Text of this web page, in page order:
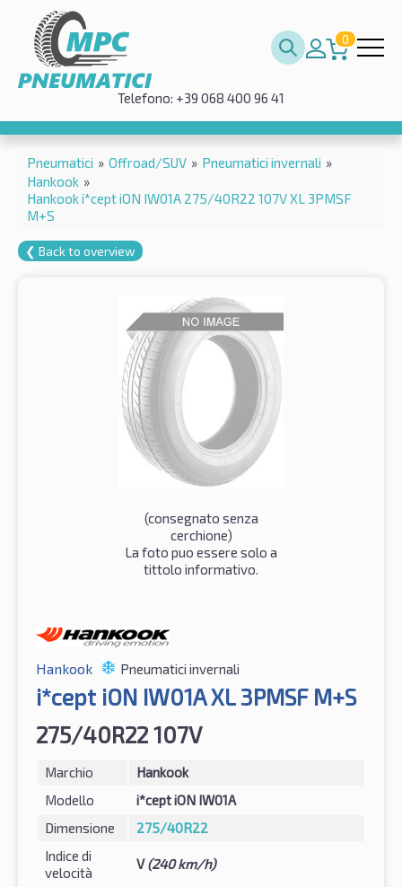
0
Telefono: +39 068 400 96 41
Pneumatici » Offroad/SUV » Pneumatici invernali »
Hankook »
Hankook i*cept iON IW01A 275/40R22 107V XL 3PMSF
M+S
❮ Back to overview
(consegnato senza
cerchione)
La foto puo essere solo a
tittolo informativo.
Hankook Pneumatici invernali
i*cept iON IW01A XL 3PMSF M+S
275/40R22 107V
Marchio
Hankook
Modello
i*cept iON IW01A
Dimensione
275/40R22
Indice di
velocità
V(240 km/h)